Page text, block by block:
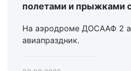
полетами и прыжками
На аэродроме ДОСААФ 2
авиапраздник.